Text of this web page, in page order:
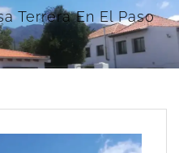
Terrera En El Paso